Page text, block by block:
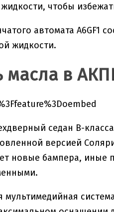
чтобы
автомата A6GF1
жидкости.
масла в
седан В-
версией
новые бампера,